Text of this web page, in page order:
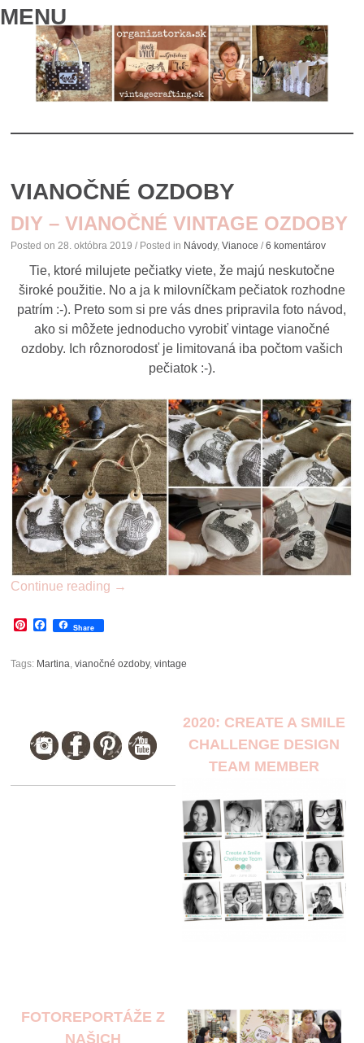
MENU
CONTENT
VIANOČNÉ OZDOBY
DIY – VIANOČNÉ VINTAGE OZDOBY
Posted on 28. októbra 2019 / Posted in Návody,Vianoce /6 komentárov
Tie, ktoré milujete pečiatky viete, že majú neskutočne
široké použitie. No a ja k milovníčkam pečiatok rozhodne
patrím :-). Preto som si pre vás dnes pripravila foto návod,
ako si môžete jednoducho vyrobiť vintage vianočné
ozdoby. Ich rôznorodosť je limitovaná iba počtom vašich
pečiatok :-).
Continue reading →
Pinterest
Facebook
Share
Tags: Martina ,vianočné ozdoby,vintage
2020: CREATE A SMILE
CHALLENGE DESIGN
TEAM MEMBER
FOTOREPORTÁŽE Z
NAŠICH